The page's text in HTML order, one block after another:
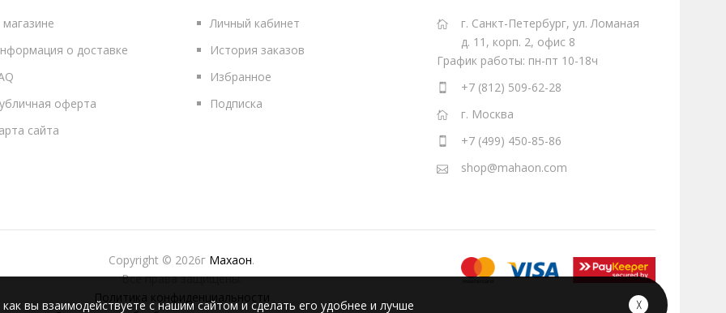
о доставке
оферта
сайта
Личный кабинет
История заказов
Избранное
Подписка
г. Санкт-Петербург, ул. Ломаная
д. 11, корп. 2, офис 8
График работы: пн-пт 10-18ч
+7 (812) 509-62-28
г. Москва
+7 (499) 450-85-86
shop@mahaon.com
Copyright © 2026г Махаон.
Все права защищены.
Политика конфиденциальности
вы взаимодействуете с нашим сайтом и сделать его удобнее и лучше ╳